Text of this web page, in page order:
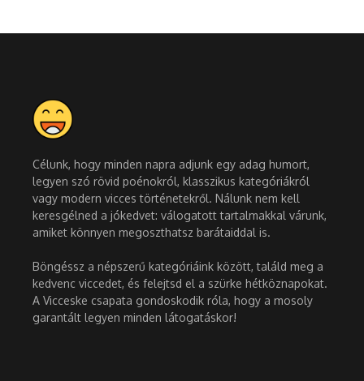
Célunk, hogy minden napra adjunk egy adag humort,
legyen szó rövid poénokról, klasszikus kategóriákról
vagy modern vicces történetekről. Nálunk nem kell
keresgélned a jókedvet: válogatott tartalmakkal várunk,
amiket könnyen megoszthatsz barátaiddal is.
Böngéssz a népszerű kategóriáink között, találd meg a
kedvenc viccedet, és felejtsd el a szürke hétköznapokat.
A Vicceske csapata gondoskodik róla, hogy a mosoly
garantált legyen minden látogatáskor!